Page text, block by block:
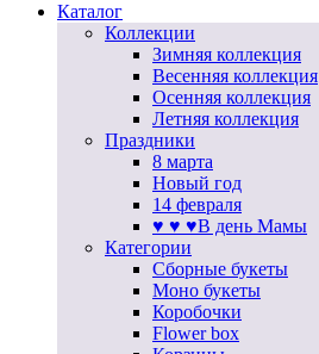
Каталог
Коллекции
Зимняя коллекция
Весенняя коллекция
Осенняя коллекция
Летняя коллекция
Праздники
8 марта
Новый год
14 февраля
♥ ♥ ♥В день Мамы
Категории
Сборные букеты
Моно букеты
Коробочки
Flower box